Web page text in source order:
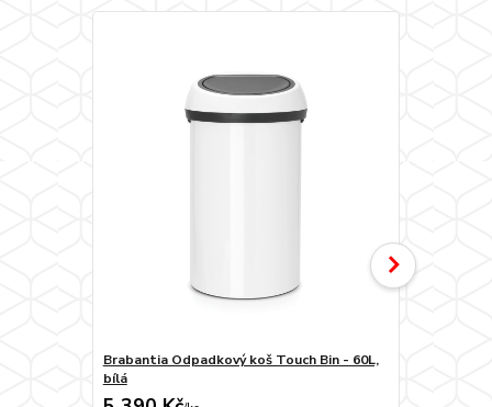
Brabantia Odpadkový koš Touch Bin - 60L,
bílá